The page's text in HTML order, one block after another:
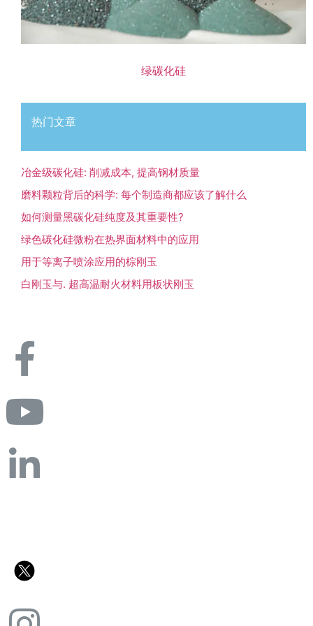
绿碳化硅
热门文章
冶金级碳化硅: 削减成本, 提高钢材质量
磨料颗粒背后的科学: 每个制造商都应该了解什么
如何测量黑碳化硅纯度及其重要性?
绿色碳化硅微粉在热界面材料中的应用
用于等离子喷涂应用的棕刚玉
白刚玉与. 超高温耐火材料用板状刚玉